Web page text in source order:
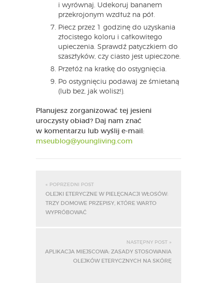
i wyrównaj. Udekoruj bananem
przekrojonym wzdłuż na pół.
Piecz przez 1 godzinę do uzyskania
złocistego koloru i całkowitego
upieczenia. Sprawdź patyczkiem do
szaszłyków, czy ciasto jest upieczone.
Przełóż na kratkę do ostygnięcia.
Po ostygnięciu podawaj ze śmietaną
(lub bez, jak wolisz!).
Planujesz zorganizować tej jesieni
uroczysty obiad? Daj nam znać
w komentarzu lub wyślij e-mail:
mseublog@youngliving.com
« POPRZEDNI POST
OLEJKI ETERYCZNE W PIELĘGNACJI WŁOSÓW:
TRZY DOMOWE PRZEPISY, KTÓRE WARTO
WYPRÓBOWAĆ
NASTĘPNY POST »
APLIKACJA MIEJSCOWA: ZASADY STOSOWANIA
OLEJKÓW ETERYCZNYCH NA SKÓRĘ